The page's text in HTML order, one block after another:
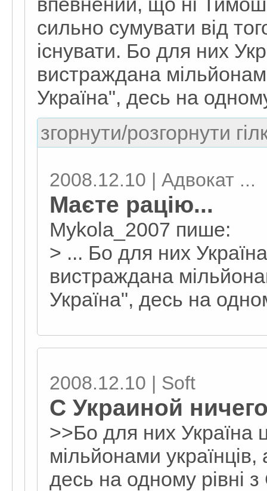
сильно сумувати від
існувати. Бо для них
вистраждана
Україна", десь на
згорнути/розгорнути
2008.12.10 | Адвокат ...
Маєте рацію...
Mykola_2007 пише:
> ... Бо для них
вистраждана
Україна", десь на
2008.12.10 | Soft
С Украиной
>>Бо для них Україна
мільйонами
десь на одному рівні